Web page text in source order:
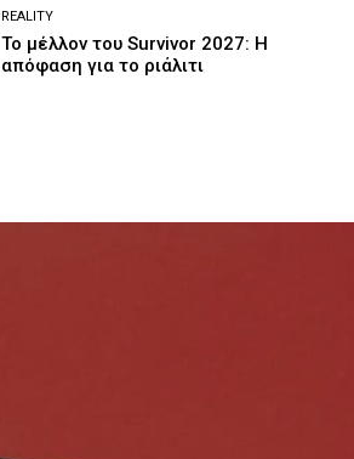
REALITY
Το μέλλον του Survivor 2027: Η
απόφαση για το ριάλιτι